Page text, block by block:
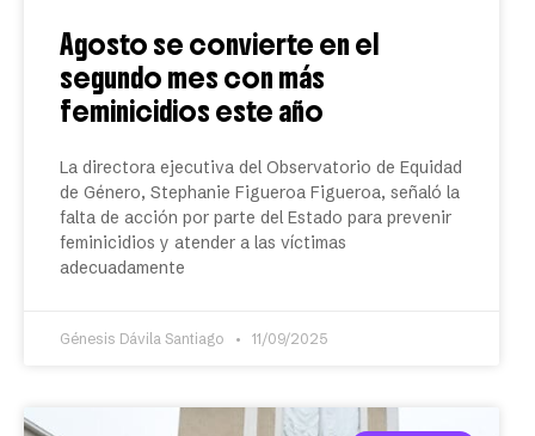
Agosto se convierte en el
segundo mes con más
feminicidios este año
La directora ejecutiva del Observatorio de Equidad
de Género, Stephanie Figueroa Figueroa, señaló la
falta de acción por parte del Estado para prevenir
feminicidios y atender a las víctimas
adecuadamente
Génesis Dávila Santiago 11/09/2025